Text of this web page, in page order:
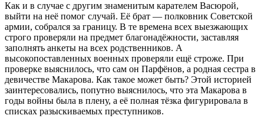
Как и в случае с другим знаменитым карателем Васюрой,
выйти на неё помог случай. Её брат — полковник Советской
армии, собрался за границу. В те времена всех выезжающих
строго проверяли на предмет благонадёжности, заставляя
заполнять анкеты на всех родственников. А
высокопоставленных военных проверяли ещё строже. При
проверке выяснилось, что сам он Парфёнов, а родная сестра в
девичестве Макарова. Как такое может быть? Этой историей
заинтересовались, попутно выяснилось, что эта Макарова в
годы войны была в плену, а её полная тёзка фигурировала в
списках разыскиваемых преступников.